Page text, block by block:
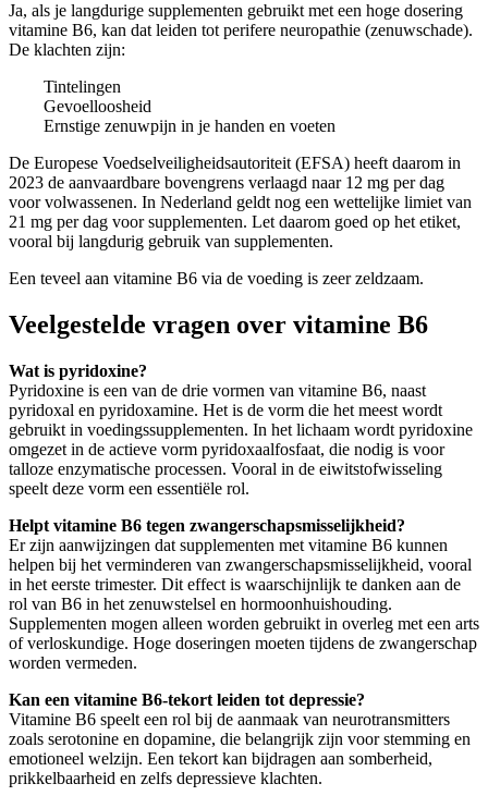
Ja, als je langdurige supplementen gebruikt met een hoge dosering
vitamine B6, kan dat leiden tot perifere neuropathie (zenuwschade).
De klachten zijn:
Tintelingen
Gevoelloosheid
Ernstige zenuwpijn in je handen en voeten
De Europese Voedselveiligheidsautoriteit (EFSA) heeft daarom in
2023 de aanvaardbare bovengrens verlaagd naar 12 mg per dag
voor volwassenen. In Nederland geldt nog een wettelijke limiet van
21 mg per dag voor supplementen. Let daarom goed op het etiket,
vooral bij langdurig gebruik van supplementen.
Een teveel aan vitamine B6 via de voeding is zeer zeldzaam.
Veelgestelde vragen over vitamine B6
Wat is pyridoxine?
Pyridoxine is een van de drie vormen van vitamine B6, naast
pyridoxal en pyridoxamine. Het is de vorm die het meest wordt
gebruikt in voedingssupplementen. In het lichaam wordt pyridoxine
omgezet in de actieve vorm pyridoxaalfosfaat, die nodig is voor
talloze enzymatische processen. Vooral in de eiwitstofwisseling
speelt deze vorm een essentiële rol.
Helpt vitamine B6 tegen zwangerschapsmisselijkheid?
Er zijn aanwijzingen dat supplementen met vitamine B6 kunnen
helpen bij het verminderen van zwangerschapsmisselijkheid, vooral
in het eerste trimester. Dit effect is waarschijnlijk te danken aan de
rol van B6 in het zenuwstelsel en hormoonhuishouding.
Supplementen mogen alleen worden gebruikt in overleg met een arts
of verloskundige. Hoge doseringen moeten tijdens de zwangerschap
worden vermeden.
Kan een vitamine B6-tekort leiden tot depressie?
Vitamine B6 speelt een rol bij de aanmaak van neurotransmitters
zoals serotonine en dopamine, die belangrijk zijn voor stemming en
emotioneel welzijn. Een tekort kan bijdragen aan somberheid,
prikkelbaarheid en zelfs depressieve klachten.